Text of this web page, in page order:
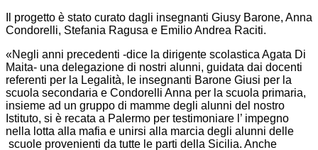
Il progetto è stato curato dagli insegnanti Giusy Barone, Anna
Condorelli, Stefania Ragusa e Emilio Andrea Raciti.
«Negli anni precedenti -dice la dirigente scolastica Agata Di
Maita- una delegazione di nostri alunni, guidata dai docenti
referenti per la Legalità, le insegnanti Barone Giusi per la
scuola secondaria e Condorelli Anna per la scuola primaria,
insieme ad un gruppo di mamme degli alunni del nostro
Istituto, si è recata a Palermo per testimoniare l’ impegno
nella lotta alla mafia e unirsi alla marcia degli alunni delle
scuole provenienti da tutte le parti della Sicilia. Anche